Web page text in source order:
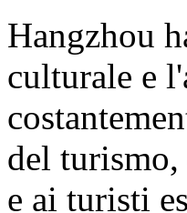
Hangzhou
culturale e
del
e ai turisti